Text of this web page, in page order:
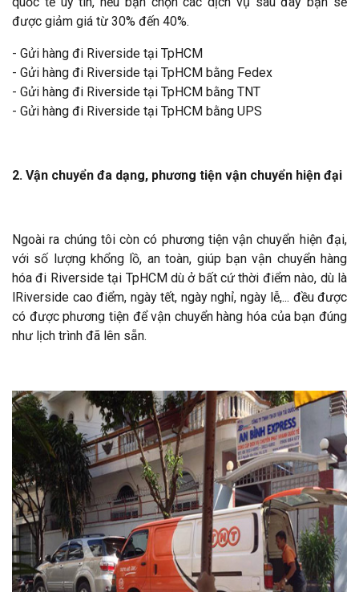
được giảm giá từ 30% đến 40%.
- Gửi hàng đi Riverside tại TpHCM
- Gửi hàng đi Riverside tại TpHCM bằng Fedex
- Gửi hàng đi Riverside tại TpHCM bằng TNT
- Gửi hàng đi Riverside tại TpHCM bằng UPS
2. Vận chuyển đa dạng, phương tiện vận chuyển hiện đại
Ngoài ra chúng tôi còn có phương tiện vận chuyển hiện đại,
với số lượng khổng lồ, an toàn, giúp bạn vận chuyển hàng
hóa đi Riverside tại TpHCM dù ở bất cứ thời điểm nào, dù là
lRiverside cao điểm, ngày tết, ngày nghỉ, ngày lễ,... đều được
có được phương tiện để vận chuyển hàng hóa của bạn đúng
như lịch trình đã lên sẵn.